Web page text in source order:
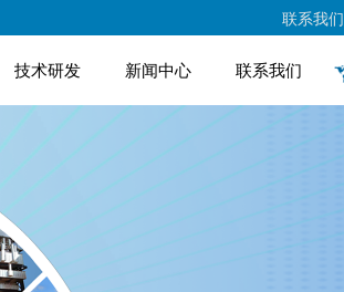
联系我们
技术研发 新闻中心 联系我们